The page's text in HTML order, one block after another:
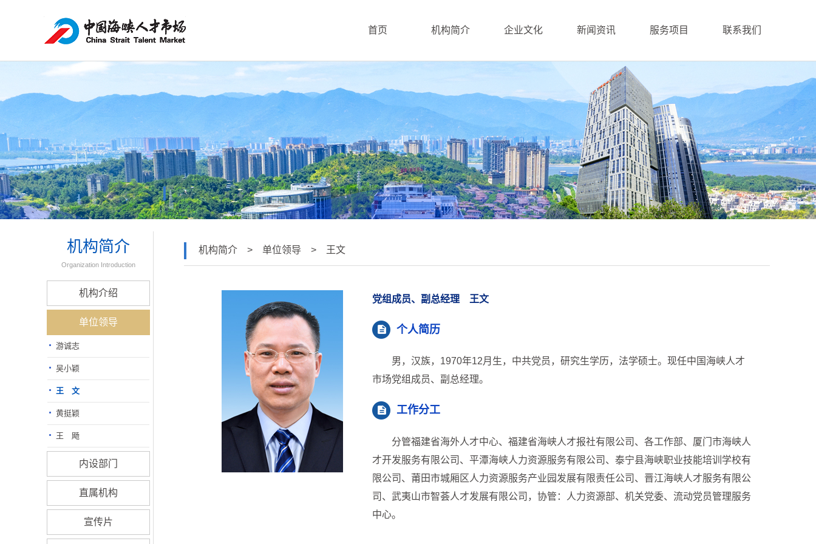
首页 机构简介 企业文化 新闻资讯 服务项目 联系我们
机构简介
Organization Introduction
机构介绍
单位领导
游诚志
吴小颖
王 文
黄挺颖
王 飏
内设部门
直属机构
宣传片
机构简介 > 单位领导 > 王文
党组成员、副总经理 王文
个人简历
男，汉族，1970年12月生，中共党员，研究生学历，法学硕士。现任中国海峡人才
市场党组成员、副总经理。
工作分工
分管福建省海外人才中心、福建省海峡人才报社有限公司、各工作部、厦门市海峡人
才开发服务有限公司、平潭海峡人力资源服务有限公司、泰宁县海峡职业技能培训学校有
限公司、莆田市城厢区人力资源服务产业园发展有限责任公司、晋江海峡人才服务有限公
司、武夷山市智荟人才发展有限公司，协管：人力资源部、机关党委、流动党员管理服务
中心。